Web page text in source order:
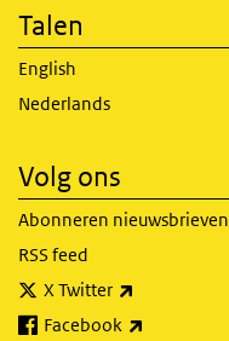
Talen
English
Nederlands
Volg ons
Abonneren nieuwsbrieven
RSS feed
X Twitter
Facebook